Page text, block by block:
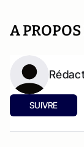
A
SUIVRE